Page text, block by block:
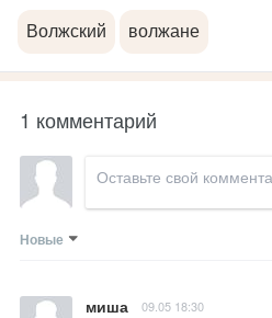
Волжский волжане
1 комментарий
Новые
миша 09.05 18:30